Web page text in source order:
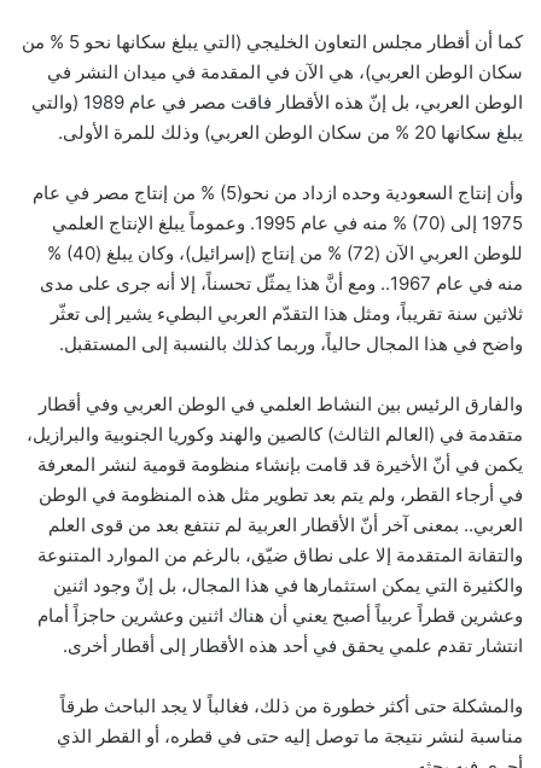
كما أن أقطار مجلس التعاون الخليجي (التي يبلغ سكانها نحو 5 % من
سكان الوطن العربي)، هي الآن في المقدمة في ميدان النشر في
الوطن العربي، بل إنّ هذه الأقطار فاقت مصر في عام 1989 (والتي
يبلغ سكانها 20 % من سكان الوطن العربي) وذلك للمرة الأولى.
وأن إنتاج السعودية وحده ازداد من نحو(5) % من إنتاج مصر في عام
1975 إلى (70) % منه في عام 1995. وعموماً يبلغ الإنتاج العلمي
للوطن العربي الآن (72) % من إنتاج (إسرائيل)، وكان يبلغ (40) %
منه في عام 1967.. ومع أنَّ هذا يمثّل تحسناً، إلا أنه جرى على مدى
ثلاثين سنة تقريباً، ومثل هذا التقدّم العربي البطيء يشير إلى تعثّر
واضح في هذا المجال حالياً، وربما كذلك بالنسبة إلى المستقبل.
والفارق الرئيس بين النشاط العلمي في الوطن العربي وفي أقطار
متقدمة في (العالم الثالث) كالصين والهند وكوريا الجنوبية والبرازيل،
يكمن في أنّ الأخيرة قد قامت بإنشاء منظومة قومية لنشر المعرفة
في أرجاء القطر، ولم يتم بعد تطوير مثل هذه المنظومة في الوطن
العربي.. بمعنى آخر أنّ الأقطار العربية لم تنتفع بعد من قوى العلم
والتقانة المتقدمة إلا على نطاق ضيّق، بالرغم من الموارد المتنوعة
والكثيرة التي يمكن استثمارها في هذا المجال، بل إنّ وجود اثنين
وعشرين قطراً عربياً أصبح يعني أن هناك اثنين وعشرين حاجزاً أمام
انتشار تقدم علمي يحقق في أحد هذه الأقطار إلى أقطار أخرى.
والمشكلة حتى أكثر خطورة من ذلك، فغالباً لا يجد الباحث طرقاً
مناسبة لنشر نتيجة ما توصل إليه حتى في قطره، أو القطر الذي